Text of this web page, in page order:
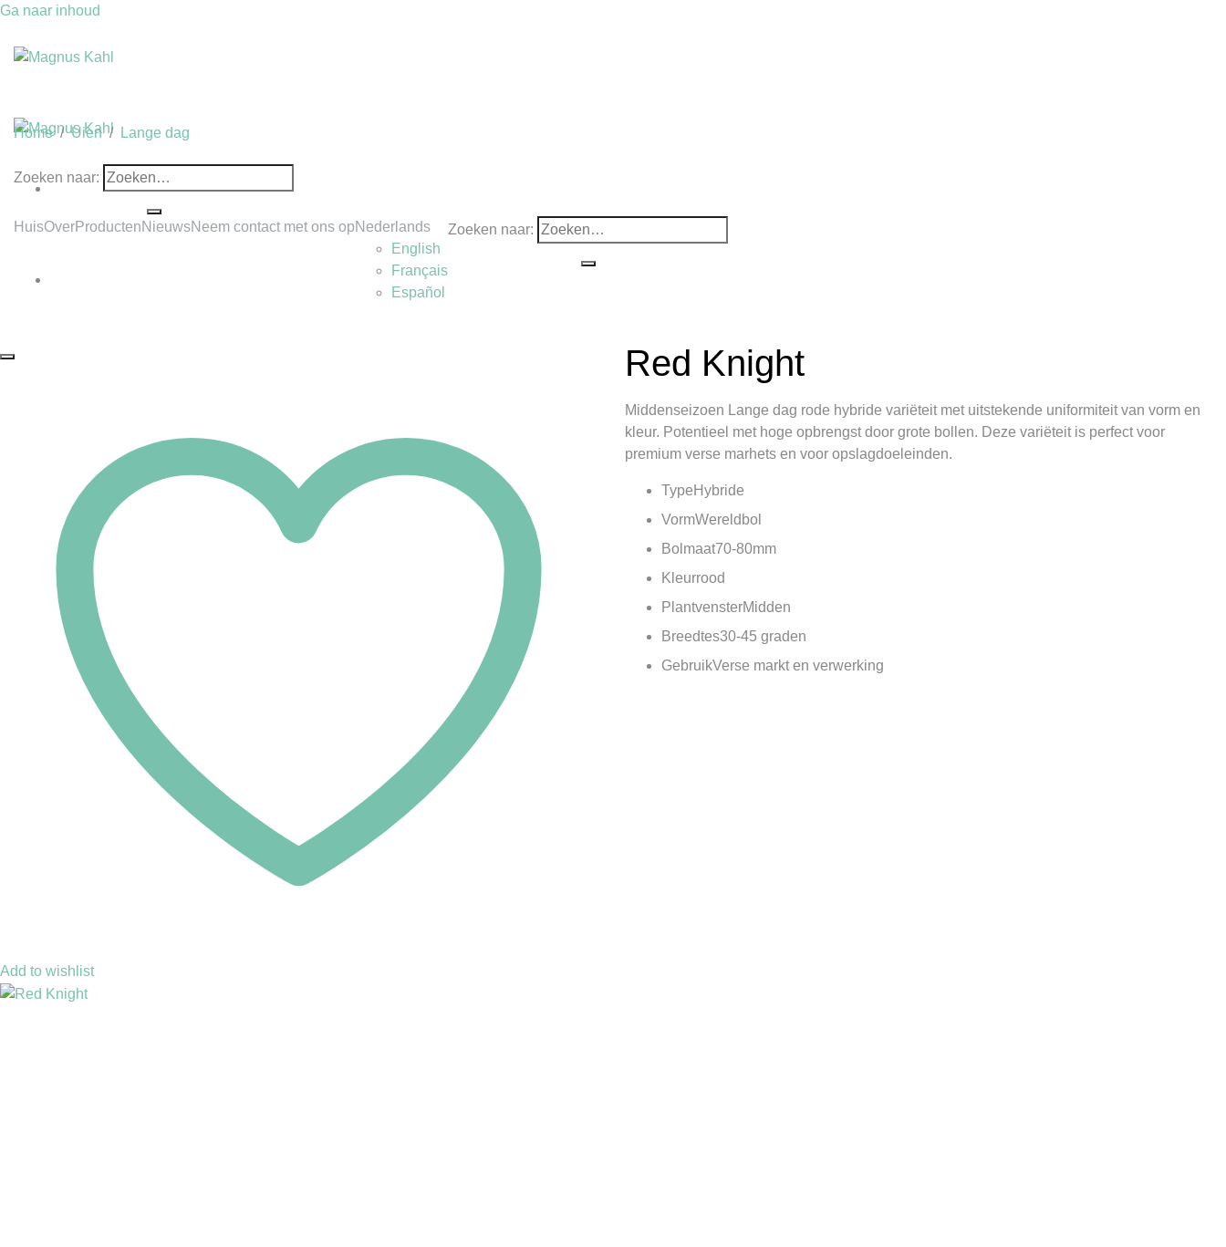
Ga naar inhoud
Zoeken naar:
HuisOverProductenNieuwsNeem contact met ons opNederlands
English
Français
Español
Zoeken naar:
Home / Uien / Lange dag
Add to wishlist
Red Knight
Middenseizoen Lange dag rode hybride variëteit met uitstekende uniformiteit van vorm en
kleur. Potentieel met hoge opbrengst door grote bollen. Deze variëteit is perfect voor
premium verse marhets en voor opslagdoeleinden.
Type Hybride
VormWereldbol
Bolmaat70-80mm
Kleurrood
PlantvensterMidden
Breedtes30-45 graden
GebruikVerse markt en verwerking